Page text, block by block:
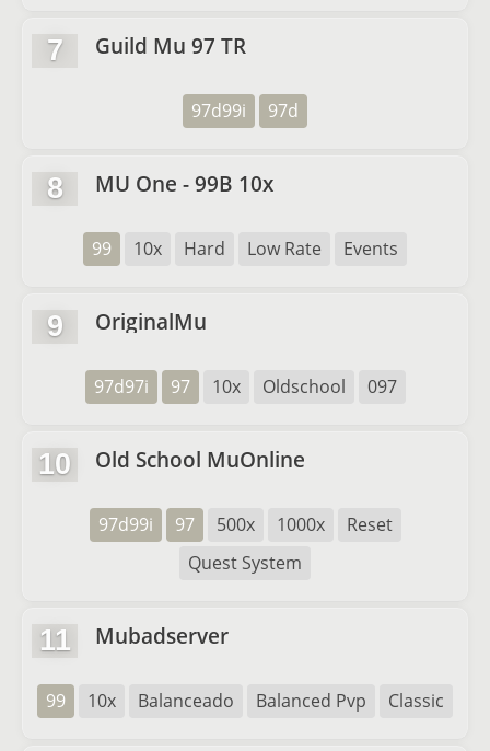
7 Guild Mu 97 TR
97d99i 97d
8 MU One - 99B 10x
99 10x Hard Low Rate Events
9 OriginalMu
97d97i 97 10x Oldschool 097
10 Old School MuOnline
97d99i 97 500x 1000x
Reset
Quest System
11 Mubadserver
99 10x Balanceado Balanced Pvp Classic